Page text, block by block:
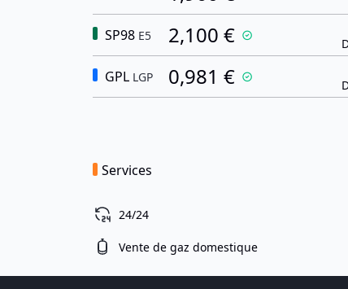
SP98 E5 2,100 €
GPL LGP 0,981 €
Services
24/24
Vente de gaz domestique